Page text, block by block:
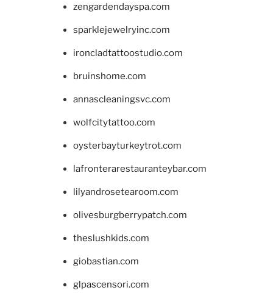
zengardendayspa.com
sparklejewelryinc.com
ironcladtattoostudio.com
bruinshome.com
annascleaningsvc.com
wolfcitytattoo.com
oysterbayturkeytrot.com
lafronterarestauranteybar.com
lilyandrosetearoom.com
olivesburgberrypatch.com
theslushkids.com
giobastian.com
glpascensori.com